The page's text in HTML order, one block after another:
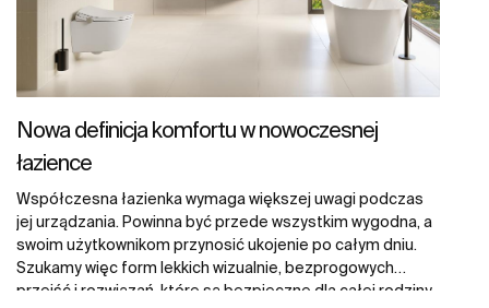
Nowa definicja komfortu w nowoczesnej
łazience
Współczesna łazienka wymaga większej uwagi podczas
jej urządzania. Powinna być przede wszystkim wygodna, a
swoim użytkownikom przynosić ukojenie po całym dniu.
Szukamy więc form lekkich wizualnie, bezprogowych
przejść i rozwiązań, które są bezpieczne dla całej rodziny,